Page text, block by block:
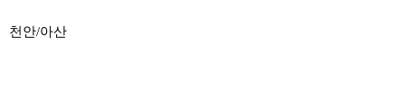
천안/아산